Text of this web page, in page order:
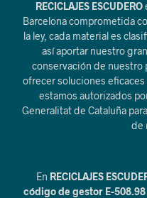
RECICLAJES ESCUDERO
Barcelona comprometida
la ley, cada material es
así aportar nuestro
conservación de nuestro
ofrecer soluciones
estamos autorizados
Generalitat de Cataluña
de
En RECICLAJES
código de gestor E-508.98